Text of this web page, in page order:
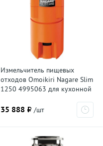
Измельчитель пищевых
отходов Omoikiri Nagare Slim
1250 4995063 для кухонной
35 888 ₽ /шт